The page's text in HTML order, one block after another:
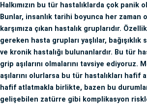
Halkımızın bu tür hastalıklarda çok panik
Bunlar, insanlık tarihi boyunca her zaman
karşımıza çıkan hastalık gruplarıdır.
gereken hasta grupları yaşlılar,
ve kronik hastalığı bulunanlardır. Bu tür
grip aşılarını olmalarını tavsiye ediyoruz.
aşılarını olurlarsa bu tür hastalıkları hafif
hafif atlatmakla birlikte, bazen bu
gelişebilen zatürre gibi komplikasyon